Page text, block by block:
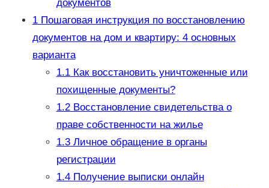
документов
1Пошаговая инструкция по восстановлению
документов на дом и квартиру: 4 основных
варианта
1.1Как восстановить уничтоженные или
похищенные документы?
1.2Восстановление свидетельства о
праве собственности на жилье
1.3Личное обращение в органы
регистрации
1.4Получение выписки онлайн